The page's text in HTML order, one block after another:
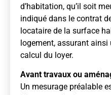
d’habitation, qu’il soit
indiqué dans le contrat
locataire de la surface
logement, assurant ainsi
calcul du loyer.
Avant travaux ou
Un mesurage préalable